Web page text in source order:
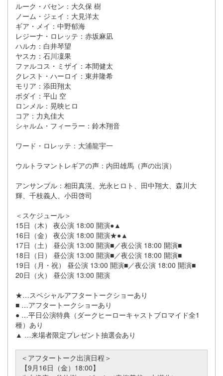
ルーク・バセン：大久保 樹
ノーム・ジェイ：大見洋太
ギア・メイ：中野郁海
レジーナ・ロレッテ：赤坂麻凪
ハルカ：白井琴望
ヤスカ：石川凜果
ファルコス・ミザイ：本間健太
クレスト・ハーロイ：東井隆希
モリア：添田翔太
ボダイ：平山 空
ロンメル：晃映ヒロ
コア：力丸佳大
シャルム・フィーラー：鈴木翔音
ワード・ロレッテ：大浦龍宇一
ウルトラマントレギアの声：内田雄馬（声の出演）
アンサンブル：相田真滉、光永ヒロト、田中翔大、森川大
輝、千枝義人、小田啓司
＜スケジュール＞
15日（木） 夜公演 18:00 開演●▲
16日（金） 夜公演 18:00 開演★●▲
17日（土） 昼公演 13:00 開演■／夜公演 18:00 開演■
18日（日） 昼公演 13:00 開演■／夜公演 18:00 開演■
19日（月・祝） 昼公演 13:00 開演■／夜公演 18:00 開演■
20日（火） 昼公演 13:00 開演
★…スペシャルアフタートークショーあり
■ …アフタートークショーあり
● …平日公演特典（ダークヒーローキャストブロマイド全1
種）あり
▲ …来場者限定プレゼント抽選会あり
＜アフタートーク出演日程＞
【9月16日（金）18:00】